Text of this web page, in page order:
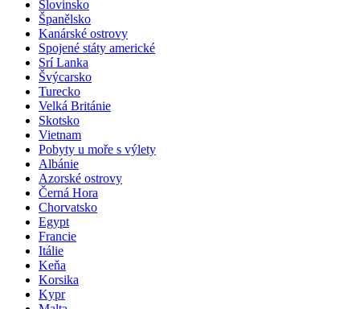
Slovinsko
Španělsko
Kanárské ostrovy
Spojené státy americké
Srí Lanka
Švýcarsko
Turecko
Velká Británie
Skotsko
Vietnam
Pobyty u moře s výlety
Albánie
Azorské ostrovy
Černá Hora
Chorvatsko
Egypt
Francie
Itálie
Keňa
Korsika
Kypr